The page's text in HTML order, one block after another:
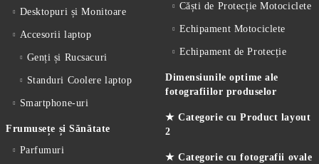
Desktopuri și Monitoare
Accesorii laptop
Genți și Rucsacuri
Standuri Coolere laptop
Smartphone-uri
Frumusețe și Sănătate
Parfumuri
Căști de Protecție Motociclete
Echipament Motociclete
Echipament de Protecție
Dimensiunile optime ale
fotografiilor produselor
★ Categorie cu Product layout
2
★ Categorie cu fotografii ovale